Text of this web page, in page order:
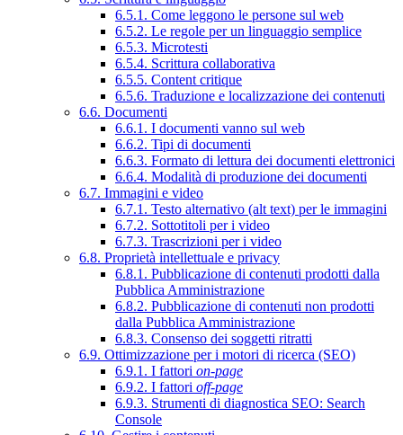
6.5.1. Come leggono le persone sul web
6.5.2. Le regole per un linguaggio semplice
6.5.3. Microtesti
6.5.4. Scrittura collaborativa
6.5.5. Content critique
6.5.6. Traduzione e localizzazione dei contenuti
6.6. Documenti
6.6.1. I documenti vanno sul web
6.6.2. Tipi di documenti
6.6.3. Formato di lettura dei documenti elettronici
6.6.4. Modalità di produzione dei documenti
6.7. Immagini e video
6.7.1. Testo alternativo (alt text) per le immagini
6.7.2. Sottotitoli per i video
6.7.3. Trascrizioni per i video
6.8. Proprietà intellettuale e privacy
6.8.1. Pubblicazione di contenuti prodotti dalla
Pubblica Amministrazione
6.8.2. Pubblicazione di contenuti non prodotti
dalla Pubblica Amministrazione
6.8.3. Consenso dei soggetti ritratti
6.9. Ottimizzazione per i motori di ricerca (SEO)
6.9.1. I fattori on-page
6.9.2. I fattori off-page
6.9.3. Strumenti di diagnostica SEO: Search
Console